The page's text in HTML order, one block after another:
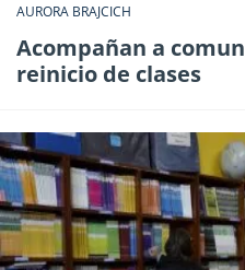
AURORA BRAJCICH
Acompañan a
reinicio de clases